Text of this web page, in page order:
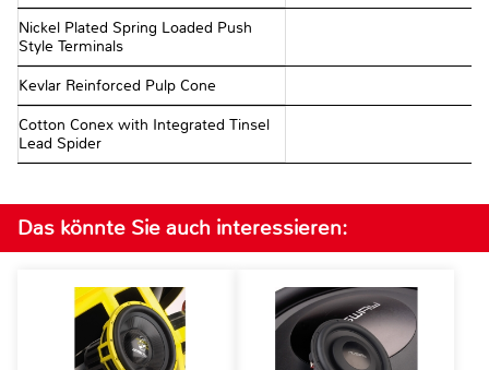
Nickel Plated Spring Loaded Push
Style Terminals
Kevlar Reinforced Pulp Cone
Cotton Conex with Integrated Tinsel
Lead Spider
Das könnte Sie auch interessieren: